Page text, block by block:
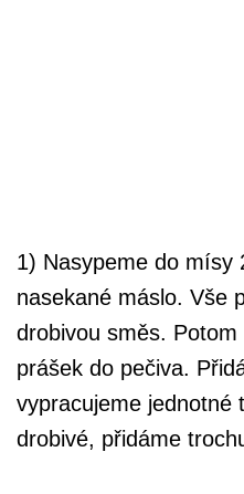
1) Nasypeme do mísy
nasekané máslo. Vše
drobivou směs.
prášek do pečiva.
vypracujeme jednotné
drobivé, přidáme